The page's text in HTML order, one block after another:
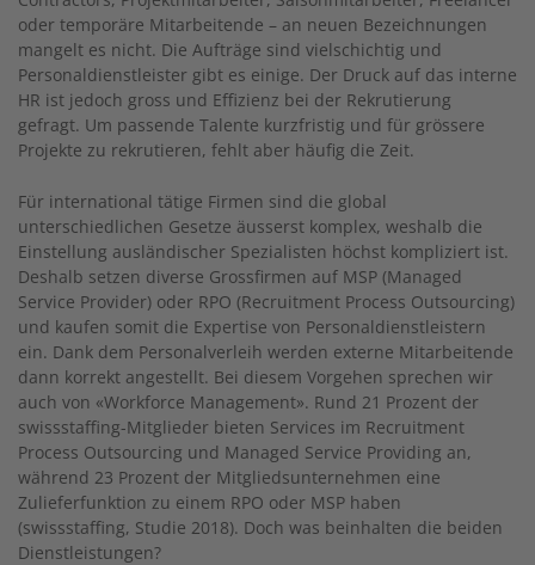
oder temporäre Mitarbeitende – an neuen Bezeichnungen
mangelt es nicht. Die Aufträge sind vielschichtig und
Personaldienstleister gibt es einige. Der Druck auf das interne
HR ist jedoch gross und Effizienz bei der Rekrutierung
gefragt. Um passende Talente kurzfristig und für grössere
Projekte zu rekrutieren, fehlt aber häufig die Zeit.
Für international tätige Firmen sind die global
unterschiedlichen Gesetze äusserst komplex, weshalb die
Einstellung ausländischer Spezialisten höchst kompliziert ist.
Deshalb setzen diverse Grossfirmen auf MSP (Managed
Service Provider) oder RPO (Recruitment Process Outsourcing)
und kaufen somit die Expertise von Personaldienstleistern
ein. Dank dem Personalverleih werden externe Mitarbeitende
dann korrekt angestellt. Bei diesem Vorgehen sprechen wir
auch von «Workforce Management». Rund 21 Prozent der
swissstaffing-Mitglieder bieten Services im Recruitment
Process Outsourcing und Managed Service Providing an,
während 23 Prozent der Mitgliedsunternehmen eine
Zulieferfunktion zu einem RPO oder MSP haben
(swissstaffing, Studie 2018). Doch was beinhalten die beiden
Dienstleistungen?